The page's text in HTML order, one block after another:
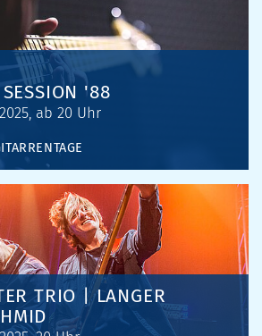
'88
ab 20 Uhr
TRIO | LANGER